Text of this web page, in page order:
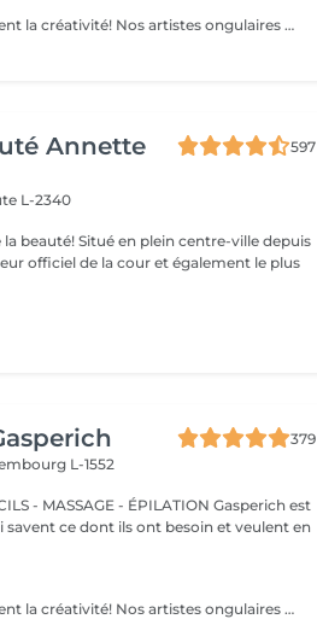
Là où les ongles rencontrent la créativité! Nos artistes ongulaires experts créent des designs de toute complexité, donnant vie à votre vision avec précision et créativité. que vous rêviez d'une french classique, d'un dégradé chic ou de dessins complexes sur quelques ongles, nous avons ce qu'il vous faut. Pour une french impeccable, un fascinant effet cat-eye, un chrome spectaculaire ou un élégant effet baby boomer (dégradé), nous veillons à ce que chaque ongle soit une véritable uvre d'art. vous préférez un design unique sur seulement quelques ongles? Pas de problème ! vous pouvez personnaliser votre design pour créer un look unique, aussi individuel que vous. Laissez vos ongles exprimer votre style!
Annette
597
L-2340
centre-ville depuis
officiel de la cour et également le plus
379
L-1552
- ÉPILATION Gasperich est
savent ce dont ils ont besoin et veulent en
Là où les ongles rencontrent la créativité! Nos artistes ongulaires experts créent des designs de toute complexité, donnant vie à votre vision avec précision et créativité. que vous rêviez d'une french classique, d'un dégradé chic ou de dessins complexes sur quelques ongles, nous avons ce qu'il vous faut. Pour une french impeccable, un fascinant effet cat-eye, un chrome spectaculaire ou un élégant effet baby boomer (dégradé), nous veillons à ce que chaque ongle soit une véritable uvre d'art. vous préférez un design unique sur seulement quelques ongles? Pas de problème ! vous pouvez personnaliser votre design pour créer un look unique, aussi individuel que vous. Laissez vos ongles exprimer votre style!